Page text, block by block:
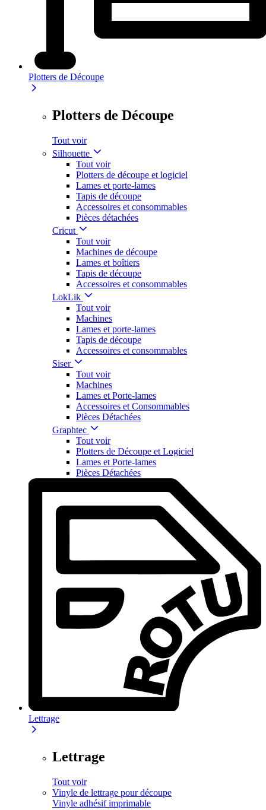
Plotters de Découpe
Plotters de Découpe
Tout voir
Silhouette
Tout voir
Plotters de découpe et logiciel
Lames et porte-lames
Tapis de découpe
Accessoires et consommables
Pièces détachées
Cricut
Tout voir
Machines de découpe
Lames et boîtiers
Tapis de découpe
Accessoires et consommables
LokLik
Tout voir
Machines
Lames et porte-lames
Tapis de découpe
Accessoires et consommables
Siser
Tout voir
Machines
Lames et Porte-lames
Accessoires et Consommables
Pièces Détachées
Graphtec
Tout voir
Plotters de Découpe et Logiciel
Lames et Porte-lames
Pièces Détachées
Lettrage
Lettrage
Tout voir
Vinyle de lettrage pour découpe
Vinyle adhésif imprimable